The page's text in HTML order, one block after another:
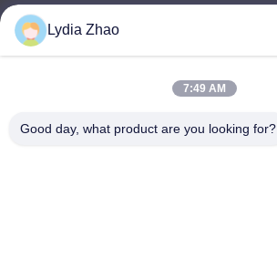
jesingd@vip.sina.com
Lydia Zhao
7:49 AM
Good day, what product are you looking for?